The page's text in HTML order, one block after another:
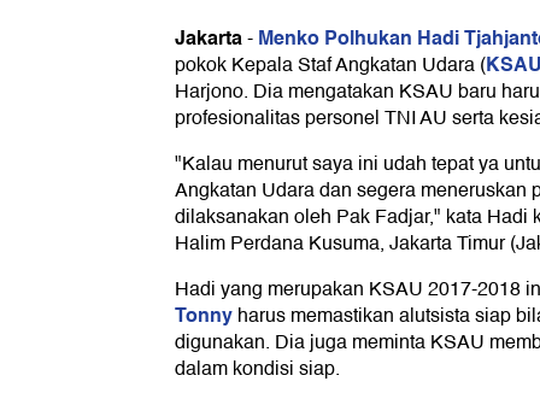
Jakarta-Menko Polhukan Hadi
pokok Kepala Staf Angkatan Udara (KSAU
Harjono. Dia mengatakan KSAU baru
profesionalitas personel TNI AU serta
"Kalau menurut saya ini udah tepat ya
Angkatan Udara dan segera meneruskan
dilaksanakan oleh Pak Fadjar," kata Hadi
Halim Perdana Kusuma, Jakarta Timur
Hadi yang merupakan KSAU 2017-2018
Tonnyharus memastikan alutsista siap
digunakan. Dia juga meminta KSAU
dalam kondisi siap.